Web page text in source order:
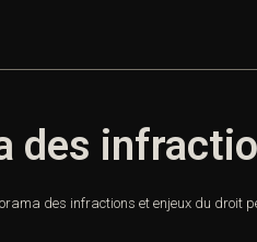
des
des infractions et enjeux du droit